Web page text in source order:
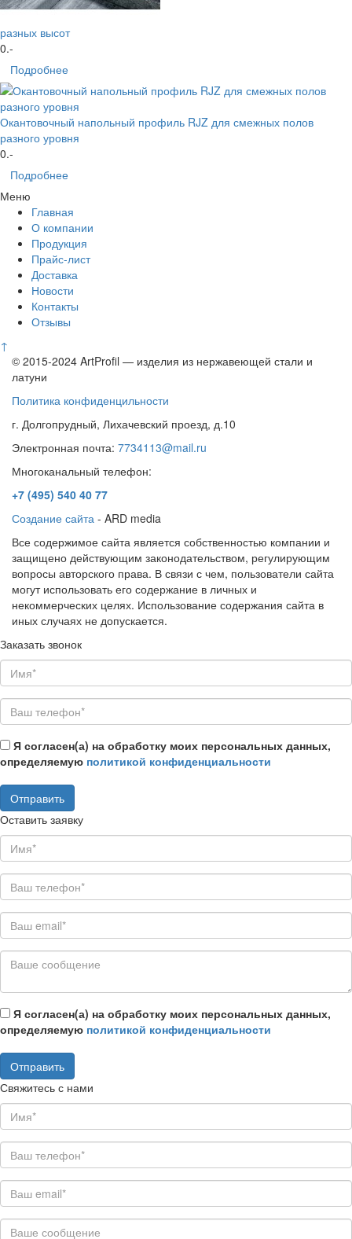
разных высот
0.-
Подробнее
Окантовочный напольный профиль RJZ для смежных полов
разного уровня
0.-
Подробнее
Меню
Главная
О компании
Продукция
Прайс-лист
Доставка
Новости
Контакты
Отзывы
↑
© 2015-2024 ArtProfil — изделия из нержавеющей стали и
латуни
Политика конфиденцильности
г. Долгопрудный, Лихачевский проезд, д.10
Электронная почта: 7734113@mail.ru
Многоканальный телефон:
+7 (495) 540 40 77
Создание сайта - ARD media
Все содержимое сайта является собственностью компании и
защищено действующим законодательством, регулирующим
вопросы авторского права. В связи с чем, пользователи сайта
могут использовать его содержание в личных и
некоммерческих целях. Использование содержания сайта в
иных случаях не допускается.
Заказать звонок
Я согласен(а) на обработку моих персональных данных,
определяемую политикой конфиденциальности
Оставить заявку
Я согласен(а) на обработку моих персональных данных,
определяемую политикой конфиденциальности
Свяжитесь с нами